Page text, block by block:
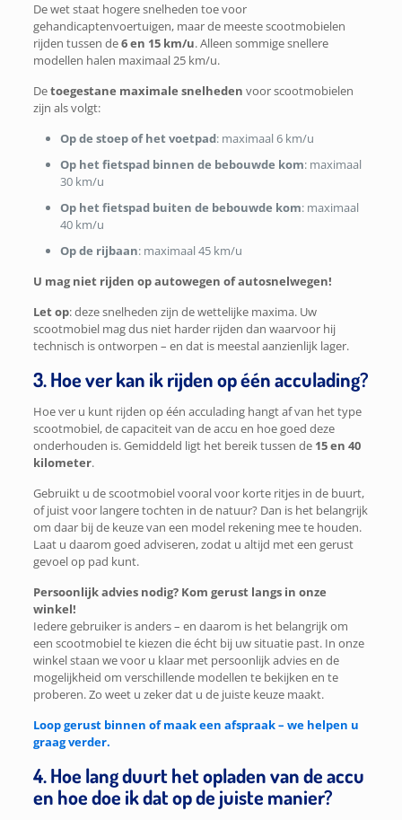
De wet staat hogere snelheden toe voor
gehandicaptenvoertuigen, maar de meestescootmobielen
rijden tussen de6 en 15 km/u. Alleen sommige snellere
modellen halen maximaal 25 km/u.
Detoegestane maximale snelheden voor scootmobielen
zijn als volgt:
Op de stoep of het voetpad: maximaal 6 km/u
Op het fietspad binnen de bebouwde kom: maximaal
30 km/u
Op het fietspad buiten de bebouwde kom: maximaal
40 km/u
Op de rijbaan: maximaal 45 km/u
U mag niet rijden op autowegen of autosnelwegen!
Let op:deze snelheden zijn de wettelijke maxima. Uw
scootmobiel mag dus niet harder rijden dan waarvoor hij
technisch is ontworpen – en dat is meestal aanzienlijk lager.
3. Hoe ver kan ik rijden op één acculading?
Hoe ver u kunt rijden op één acculading hangt af van het type
scootmobiel, de capaciteit van de accu en hoe goed deze
onderhouden is. Gemiddeld ligt het bereik tussen de 15 en 40
kilometer.
Gebruikt u de scootmobiel vooral voor korte ritjes in de buurt,
of juist voor langere tochten in de natuur? Dan is het belangrijk
om daar bij de keuze van een model rekening mee te houden.
Laat u daarom goed adviseren, zodat u altijd met een gerust
gevoel op pad kunt.
Persoonlijk advies nodig? Kom gerust langs in onze
winkel!
Iedere gebruiker is anders – en daarom is het belangrijk om
een scootmobiel te kiezen die écht bij uw situatie past. In onze
winkel staan we voor u klaar met persoonlijk advies en de
mogelijkheid om verschillende modellen te bekijken en te
proberen. Zo weet u zeker dat u de juiste keuze maakt.
Loop gerust binnen of maak een afspraak – we helpen u
graag verder.
4. Hoe lang duurt het opladen van de accu
en hoe doe ik dat op de juiste manier?